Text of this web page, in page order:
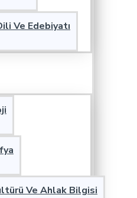
Ve Edebiyatı
Ve Ahlak Bilgisi